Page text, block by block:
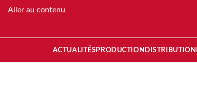
Aller au contenu
ACTUALITÉS PRODUCTION DISTRIBUTION